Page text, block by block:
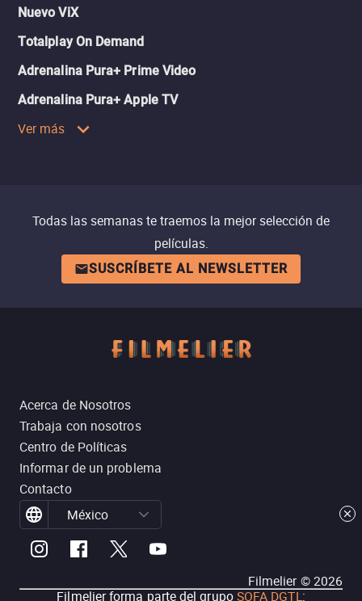
Nuevo ViX
Totalplay On Demand
Adrenalina Pura+ Prime Video
Adrenalina Pura+ Apple TV
Ver más
Todas las semanas te traemos la mejor selección de
películas.
SUSCRÍBETE AL NEWSLETTER
Acerca de Nosotros
Trabaja con nosotros
Centro de Políticas
Informar de un problema
Contacto
México
Filmelier ©2026
Filmelier forma parte del grupoSOFA DGTL: